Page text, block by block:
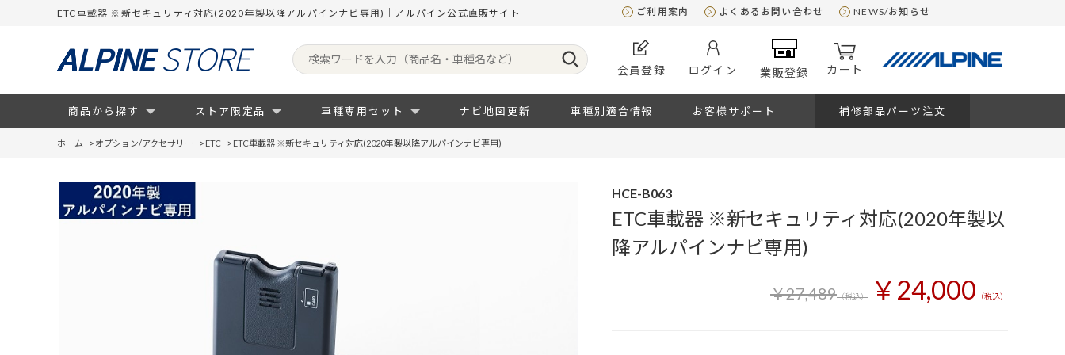
ETC車載器 ※新セキュリティ対応(2020年製以降アルパインナビ専用)｜アルパイン公式直販サイト ご利用案内 よくあるお問い合わせ NEWS/お知らせ
会員登録 ログイン 業販登録 カート
商品から探す ストア限定品 車種専用セット ナビ地図更新 車種別適合情報 お客様サポート 補修部品パーツ注文
ホーム > オプション/アクセサリー > ETC > ETC車載器 ※新セキュリティ対応(2020年製以降アルパインナビ専用)
HCE-B063
ETC車載器 ※新セキュリティ対応(2020年製以
降アルパインナビ専用)
￥27,489（税込） ￥24,000 （税込）